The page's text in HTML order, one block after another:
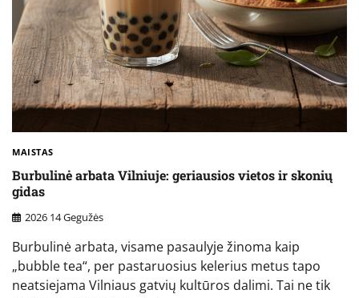
MAISTAS
Burbulinė arbata Vilniuje: geriausios vietos ir skonių
gidas
2026 14 Gegužės
Burbulinė arbata, visame pasaulyje žinoma kaip
„bubble tea“, per pastaruosius kelerius metus tapo
neatsiejama Vilniaus gatvių kultūros dalimi. Tai ne tik